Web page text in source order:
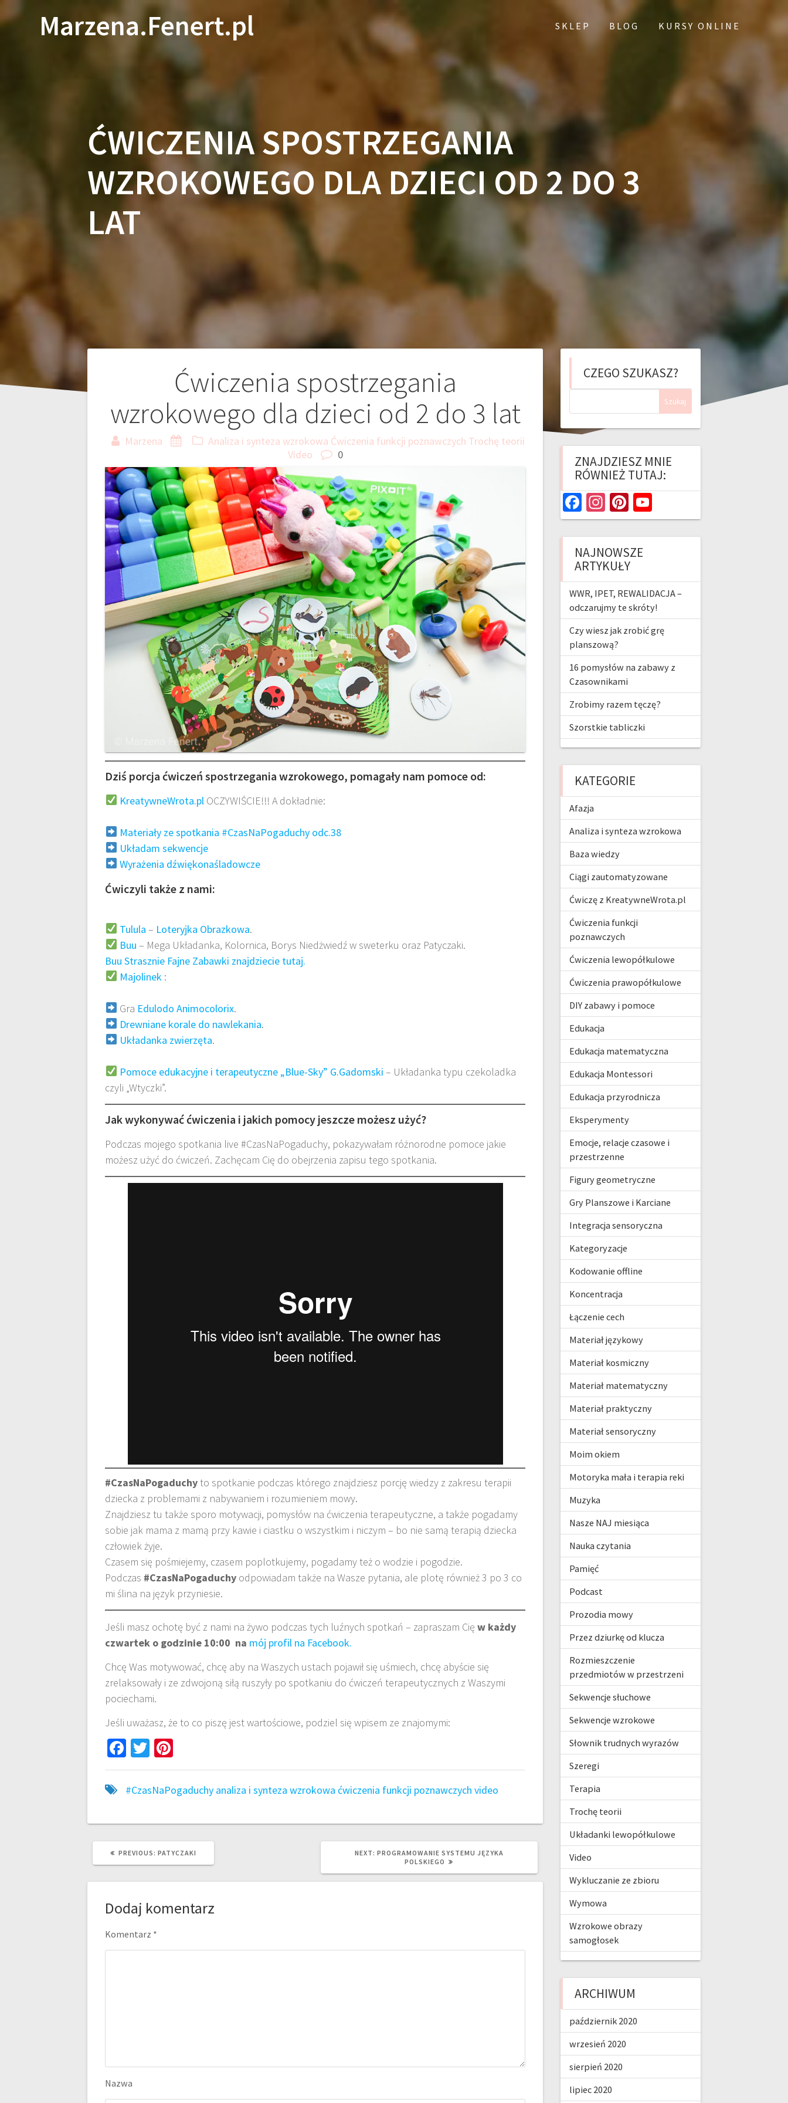
to
Marzena.Fenert.pl SKLEP BLOG KURSY ONLINE
ĆWICZENIA SPOSTRZEGANIA
WZROKOWEGO DLA DZIECI OD 2 DO 3
LAT
Ćwiczenia spostrzegania
wzrokowego dla dzieci od 2 do 3 lat
Marzena Analiza i synteza wzrokowa Ćwiczenia funkcji poznawczych Trochę teorii
Video
0
Dziś porcja ćwiczeń spostrzegania wzrokowego, pomagały nam pomoce od:
KreatywneWrota.pl OCZYWIŚCIE!!! A dokładnie:
Materiały ze spotkania #CzasNaPogaduchy odc.38
Układam sekwencje
Wyrażenia dźwiękonaśladowcze
Ćwiczyli także z nami:
Tulula – Loteryjka Obrazkowa.
Buu – Mega Układanka, Kolornica, Borys Niedżwiedź w sweterku oraz Patyczaki.
Buu Strasznie Fajne Zabawki znajdziecie tutaj.
Majolinek :
Gra Edulodo Animocolorix.
Drewniane korale do nawlekania.
Układanka zwierzęta.
Pomoce edukacyjne i terapeutyczne „Blue-Sky” G.Gadomski – Układanka typu czekoladka
czyli „Wtyczki”.
Jak wykonywać ćwiczenia i jakich pomocy jeszcze możesz użyć?
Podczas mojego spotkania live #CzasNaPogaduchy, pokazywałam różnorodne pomoce jakie
możesz użyć do ćwiczeń. Zachęcam Cię do obejrzenia zapisu tego spotkania.
#CzasNaPogaduchyto spotkanie podczas którego znajdziesz porcję wiedzy z zakresu terapii
dziecka z problemami z nabywaniem i rozumieniem mowy.
Znajdziesz tu także sporo motywacji, pomysłów na ćwiczenia terapeutyczne, a także pogadamy
sobie jak mama z mamą przy kawie i ciastku o wszystkim i niczym – bo nie samą terapią dziecka
człowiek żyje.
Czasem się pośmiejemy, czasem poplotkujemy, pogadamy też o wodzie i pogodzie.
Podczas #CzasNaPogaduchy odpowiadam także na Wasze pytania, ale plotę również 3 po 3 co
mi ślina na język przyniesie.
Jeśli masz ochotę być z nami na żywo podczas tych luźnych spotkań – zapraszam Cięw każdy
czwartek o godzinie 10:00 na mój profil na Facebook.
Chcę Was motywować, chcę aby na Waszych ustach pojawił się uśmiech, chcę abyście się
zrelaksowały i ze zdwojoną siłą ruszyły po spotkaniu do ćwiczeń terapeutycznych z Waszymi
pociechami.
Jeśli uważasz, że to co piszę jest wartościowe, podziel się wpisem ze znajomymi:
Fa
ce
b
o
k
T
wi
tt
nt
er
es
t
#CzasNaPogaduchy analiza i synteza wzrokowa ćwiczenia funkcji poznawczych video
Nawigacja
wpisu
PREVIOUS: PREVIOUS
PATYCZAKI NEXT: NEXT
PROGRAMOWANIE SYSTEMU JĘZYKA
POLSKIEGO
Dodaj komentarz
Komentarz *
Nazwa
CZEGO SZUKASZ?
ZNAJDZIESZ MNIE
RÓWNIEŻ TUTAJ:
Fa
ce
b
o
o
k
In
st
ag
ra
m
Pi
nt
er
es
t
Yo
u
T
b
e
NAJNOWSZE
ARTYKUŁY
WWR, IPET, REWALIDACJA –
odczarujmy te skróty!
Czy wiesz jak zrobić grę
planszową?
16 pomysłów na zabawy z
Czasownikami
Zrobimy razem tęczę?
Szorstkie tabliczki
KATEGORIE
Afazja
Analiza i synteza wzrokowa
Baza wiedzy
Ciągi zautomatyzowane
Ćwiczę z KreatywneWrota.pl
Ćwiczenia funkcji
poznawczych
Ćwiczenia lewopółkulowe
Ćwiczenia prawopółkulowe
DIY zabawy i pomoce
Edukacja
Edukacja matematyczna
Edukacja Montessori
Edukacja przyrodnicza
Eksperymenty
Emocje, relacje czasowe i
przestrzenne
Figury geometryczne
Gry Planszowe i Karciane
Integracja sensoryczna
Kategoryzacje
Kodowanie offline
Koncentracja
Łączenie cech
Materiał językowy
Materiał kosmiczny
Materiał matematyczny
Materiał praktyczny
Materiał sensoryczny
Moim okiem
Motoryka mała i terapia reki
Muzyka
Nasze NAJ miesiąca
Nauka czytania
Pamięć
Podcast
Prozodia mowy
Przez dziurkę od klucza
Rozmieszczenie
przedmiotów w przestrzeni
Sekwencje słuchowe
Sekwencje wzrokowe
Słownik trudnych wyrazów
Szeregi
Terapia
Trochę teorii
Układanki lewopółkulowe
Video
Wykluczanie ze zbioru
Wymowa
Wzrokowe obrazy
samogłosek
ARCHIWUM
październik 2020
wrzesień 2020
sierpień 2020
lipiec 2020